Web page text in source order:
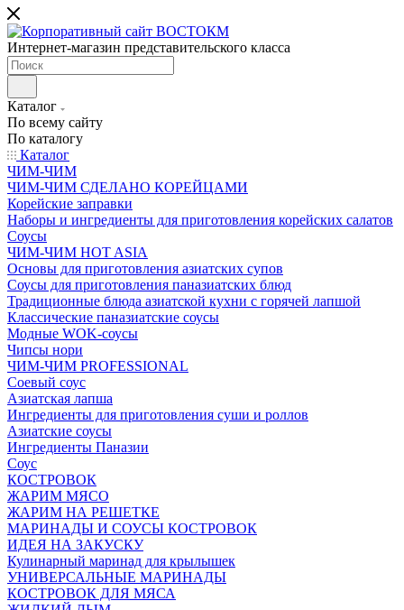
Интернет-магазин представительского класса
Каталог
По всему сайту
По каталогу
Каталог
ЧИМ-ЧИМ
ЧИМ-ЧИМ СДЕЛАНО КОРЕЙЦАМИ
Корейские заправки
Наборы и ингредиенты для приготовления корейских салатов
Соусы
ЧИМ-ЧИМ HOT ASIA
Основы для приготовления азиатских супов
Соусы для приготовления паназиатских блюд
Традиционные блюда азиатской кухни с горячей лапшой
Классические паназиатские соусы
Модные WOK-соусы
Чипсы нори
ЧИМ-ЧИМ PROFESSIONAL
Соевый соус
Азиатская лапша
Ингредиенты для приготовления суши и роллов
Азиатские соусы
Ингредиенты Паназии
Соус
КОСТРОВОК
ЖАРИМ МЯСО
ЖАРИМ НА РЕШЕТКЕ
МАРИНАДЫ И СОУСЫ КОСТРОВОК
ИДЕЯ НА ЗАКУСКУ
Кулинарный маринад для крылышек
УНИВЕРСАЛЬНЫЕ МАРИНАДЫ
КОСТРОВОК ДЛЯ МЯСА